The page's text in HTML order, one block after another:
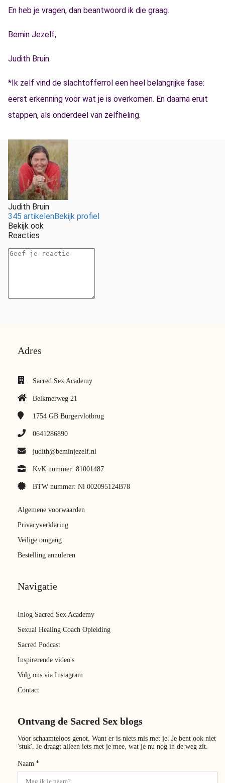
En heb je vragen, dan beantwoord ik die graag.
Bemin Jezelf,
Judith Bruin
*Ik zelf vind de slachtofferrol een heel belangrijke fase:
eerst erkenning voor wat je is overkomen. En daarna eruit
stappen, als onderdeel van zelfheling.
Judith Bruin
345 artikelenBekijk profiel
Bekijk ook
Reacties
Adres
Sacred Sex Academy
Belkmerweg 21
1754 GB Burgervlotbrug
0641286890
judith@beminjezelf.nl
KvK nummer: 81001487
BTW nummer: Nl 002095124B78
Algemene voorwaarden
Privacyverklaring
Veilige omgang
Bestelling annuleren
Navigatie
Inlog Sacred Sex Academy
Sexual Healing Coach Opleiding
Sacred Podcast
Inspirerende video's
Volg ons via Instagram
Contact
Ontvang de Sacred Sex blogs
Voor schaamteloos genot. Want er is niets mis met je. Je bent ook niet
'stuk'. Je draagt alleen iets met je mee, wat je nu nog in de weg zit.
Naam *